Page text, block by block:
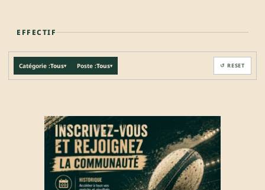
EFFECTIF
Catégorie :Tous▾ Poste :Tous▾ ↺ RESET